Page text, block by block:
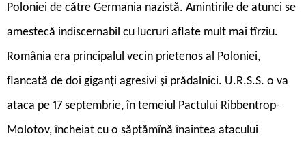
Poloniei de către Germania nazistă. Amintirile de atunci se
amestecă indiscernabil cu lucruri aflate mult mai tîrziu.
România era principalul vecin prietenos al Poloniei,
flancată de doi giganți agresivi și prădalnici. U.R.S.S. o va
ataca pe 17 septembrie, în temeiul Pactului Ribbentrop-
Molotov, încheiat cu o săptămînă înaintea atacului